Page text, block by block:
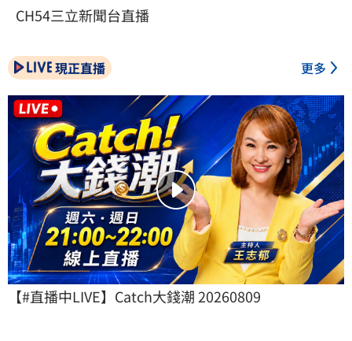
CH54三立新聞台直播
現正直播 更多
【#直播中LIVE】Catch大錢潮 20260809